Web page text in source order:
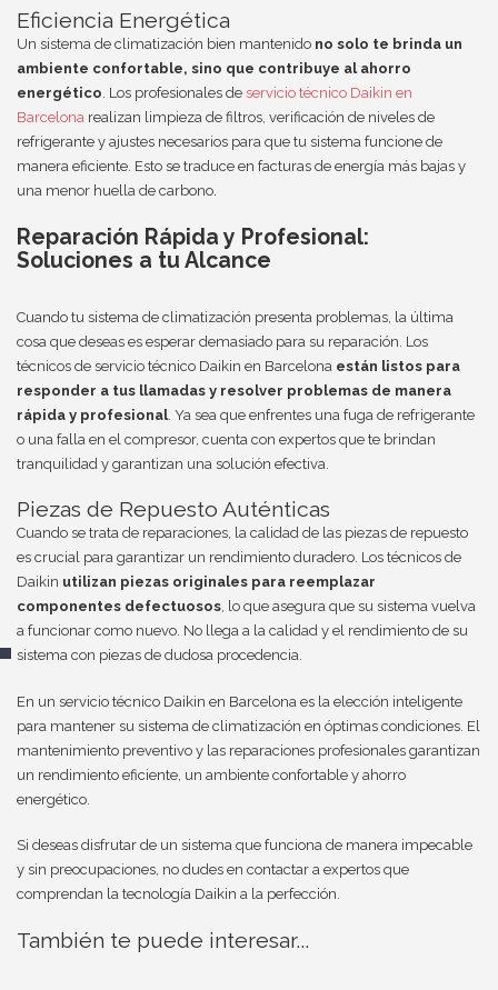
Eficiencia Energética
Un sistema de climatización bien mantenido no solo te brinda un
ambiente confortable, sino que contribuye al ahorro
energético. Los profesionales de servicio técnico Daikin en
Barcelona realizan limpieza de filtros, verificación de niveles de
refrigerante y ajustes necesarios para que tu sistema funcione de
manera eficiente. Esto se traduce en facturas de energía más bajas y
una menor huella de carbono.
Reparación Rápida y Profesional:
Soluciones a tu Alcance
Cuando tu sistema de climatización presenta problemas, la última
cosa que deseas es esperar demasiado para su reparación. Los
técnicos de servicio técnico Daikin en Barcelona están listos para
responder a tus llamadas y resolver problemas de manera
rápida y profesional. Ya sea que enfrentes una fuga de refrigerante
o una falla en el compresor, cuenta con expertos que te brindan
tranquilidad y garantizan una solución efectiva.
Piezas de Repuesto Auténticas
Cuando se trata de reparaciones, la calidad de las piezas de repuesto
es crucial para garantizar un rendimiento duradero. Los técnicos de
Daikin utilizan piezas originales para reemplazar
componentes defectuosos, lo que asegura que su sistema vuelva
a funcionar como nuevo. No llega a la calidad y el rendimiento de su
sistema con piezas de dudosa procedencia.
En un servicio técnico Daikin en Barcelona es la elección inteligente
para mantener su sistema de climatización en óptimas condiciones. El
mantenimiento preventivo y las reparaciones profesionales garantizan
un rendimiento eficiente, un ambiente confortable y ahorro
energético.
Si deseas disfrutar de un sistema que funciona de manera impecable
y sin preocupaciones, no dudes en contactar a expertos que
comprendan la tecnología Daikin a la perfección.
También te puede interesar...